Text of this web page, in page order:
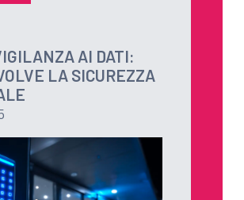
AI DATI:
LA SICUREZZA